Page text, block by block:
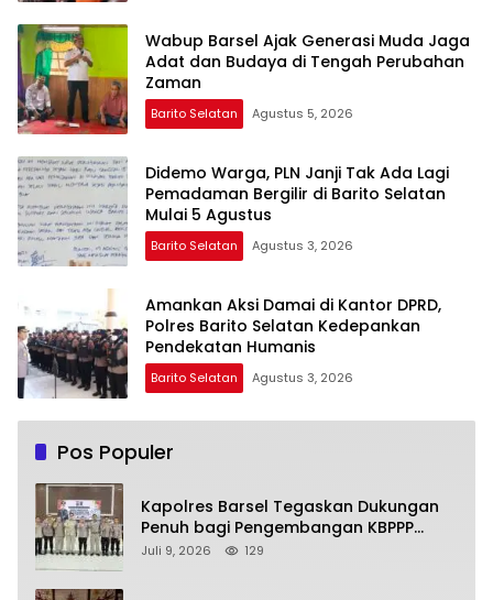
Wabup Barsel Ajak Generasi Muda Jaga
Adat dan Budaya di Tengah Perubahan
Zaman
Barito Selatan Agustus 5, 2026
Didemo Warga, PLN Janji Tak Ada Lagi
Pemadaman Bergilir di Barito Selatan
Mulai 5 Agustus
Barito Selatan Agustus 3, 2026
Amankan Aksi Damai di Kantor DPRD,
Polres Barito Selatan Kedepankan
Pendekatan Humanis
Barito Selatan Agustus 3, 2026
Pos Populer
Kapolres Barsel Tegaskan Dukungan
Penuh bagi Pengembangan KBPPP
Kalimantan Tengah
Juli 9, 2026 129